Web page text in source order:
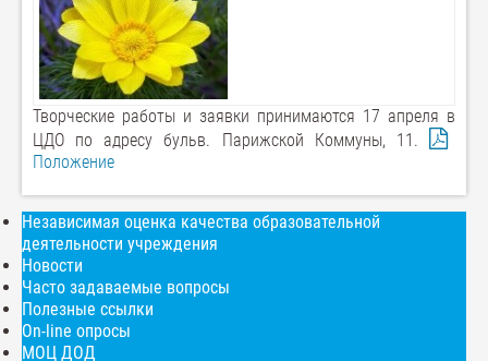
Творческие работы и заявки принимаются 17 апреля в
ЦДО по адресу бульв. Парижской Коммуны, 11.
Положение
Независимая оценка качества образовательной
деятельности учреждения
Новости
Часто задаваемые вопросы
Полезные ссылки
On-line опросы
МОЦ ДОД